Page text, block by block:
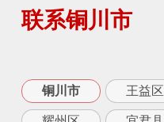
联系铜川市
铜川市 王益区